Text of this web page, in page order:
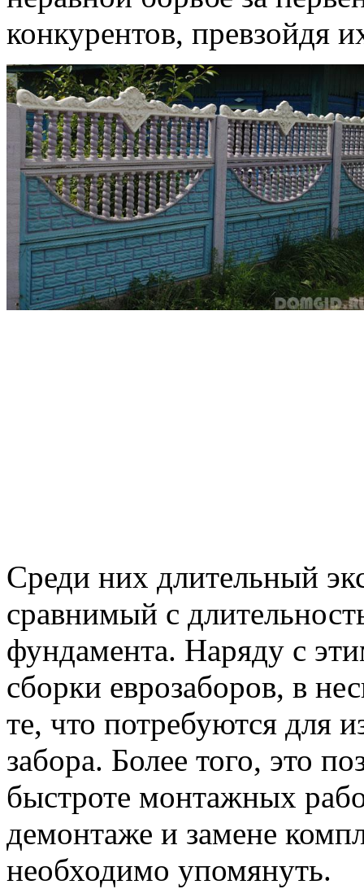
конкурентов, превзойдя
Среди них длительный
сравнимый с
фундамента. Наряду с
сборки еврозаборов, в
те, что потребуются для
забора. Более того, это
быстроте монтажных
демонтаже и замене
необходимо упомянуть.